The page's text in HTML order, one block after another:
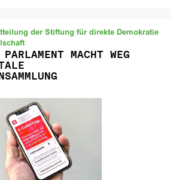
der Stiftung für direkte Demokratie
MACHT WEG